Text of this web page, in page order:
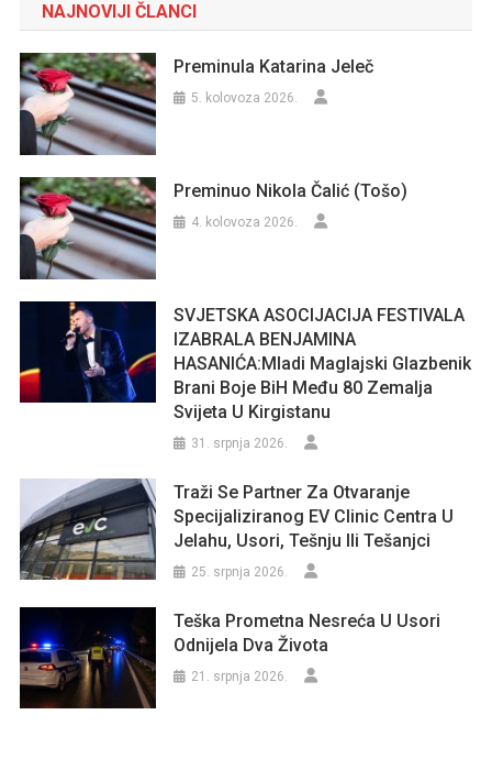
NAJNOVIJI ČLANCI
Preminula Katarina Jeleč
5. kolovoza 2026.
Preminuo Nikola Čalić (Tošo)
4. kolovoza 2026.
SVJETSKA ASOCIJACIJA FESTIVALA
IZABRALA BENJAMINA
HASANIĆA:Mladi Maglajski Glazbenik
Brani Boje BiH Među 80 Zemalja
Svijeta U Kirgistanu
31. srpnja 2026.
Traži Se Partner Za Otvaranje
Specijaliziranog EV Clinic Centra U
Jelahu, Usori, Tešnju Ili Tešanjci
25. srpnja 2026.
Teška Prometna Nesreća U Usori
Odnijela Dva Života
21. srpnja 2026.